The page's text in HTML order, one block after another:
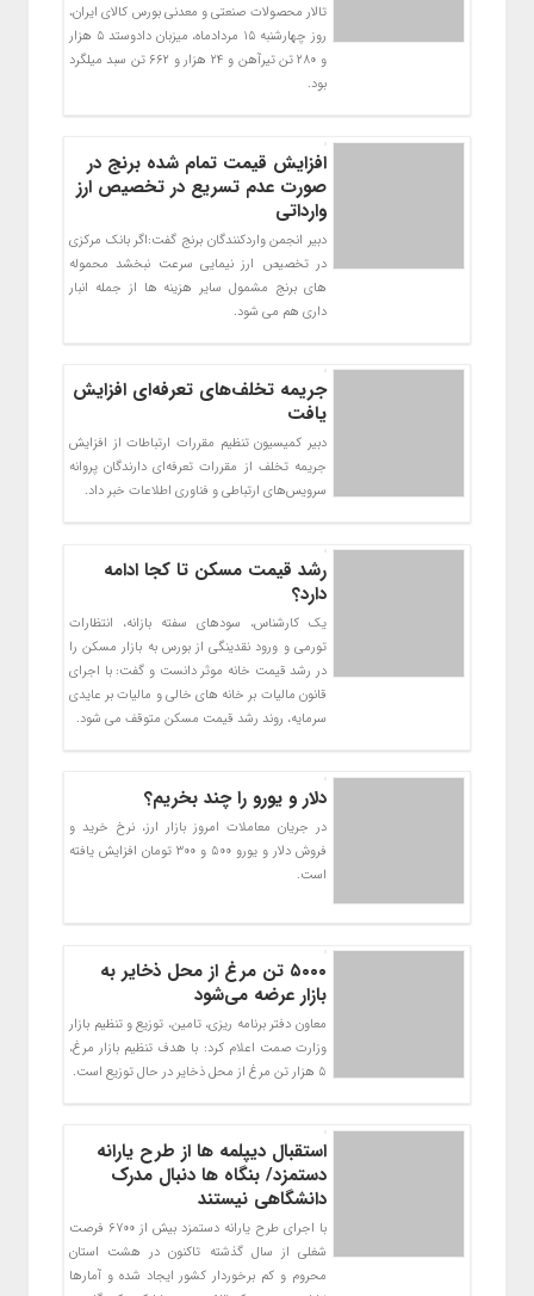
تالار محصولات صنعتی و معدنی بورس کالای ایران،
روز چهارشنبه ۱۵ مردادماه، میزبان دادوستد ۵ هزار
و ۲۸۰ تن تیرآهن و ۲۴ هزار و ۶۶۲ تن سبد میلگرد
بود.
افزایش قیمت تمام شده برنج در
صورت عدم تسریع در تخصیص ارز
وارداتی
دبیر انجمن واردکنندگان برنج گفت:اگر بانک مرکزی
در تخصیص ارز نیمایی سرعت نبخشد محموله
های برنج مشمول سایر هزینه ها از جمله انبار
داری هم می شود.
جریمه تخلف‌های تعرفه‌ای افزایش
یافت
دبیر کمیسیون تنظیم مقررات ارتباطات از افزایش
جریمه تخلف از مقررات تعرفه‌ای دارندگان پروانه
سرویس‌های ارتباطی و فناوری اطلاعات خبر داد.
رشد قیمت مسکن تا کجا ادامه
دارد؟
یک کارشناس، سودهای سفته بازانه، انتظارات
تورمی و ورود نقدینگی از بورس به بازار مسکن را
در رشد قیمت خانه موثر دانست و گفت: با اجرای
قانون مالیات بر خانه های خالی و مالیات بر عایدی
سرمایه، روند رشد قیمت مسکن متوقف می شود.
دلار و یورو را چند بخریم؟
در جریان معاملات امروز بازار ارز، نرخ خرید و
فروش دلار و یورو ۵۰۰ و ۳۰۰ تومان افزایش یافته
است.
۵۰۰۰ تن مرغ از محل ذخایر به
بازار عرضه می‌شود
معاون دفتر برنامه ریزی، تامین، توزیع و تنظیم بازار
وزارت صمت اعلام کرد: با هدف تنظیم بازار مرغ،
۵ هزار تن مرغ از محل ذخایر در حال توزیع است.
استقبال دیپلمه ها از طرح یارانه
دستمزد/ بنگاه ها دنبال مدرک
دانشگاهی نیستند
با اجرای طرح یارانه دستمزد بیش از ۶۷۰۰ فرصت
شغلی از سال گذشته تاکنون در هشت استان
محروم و کم برخوردار کشور ایجاد شده و آمارها